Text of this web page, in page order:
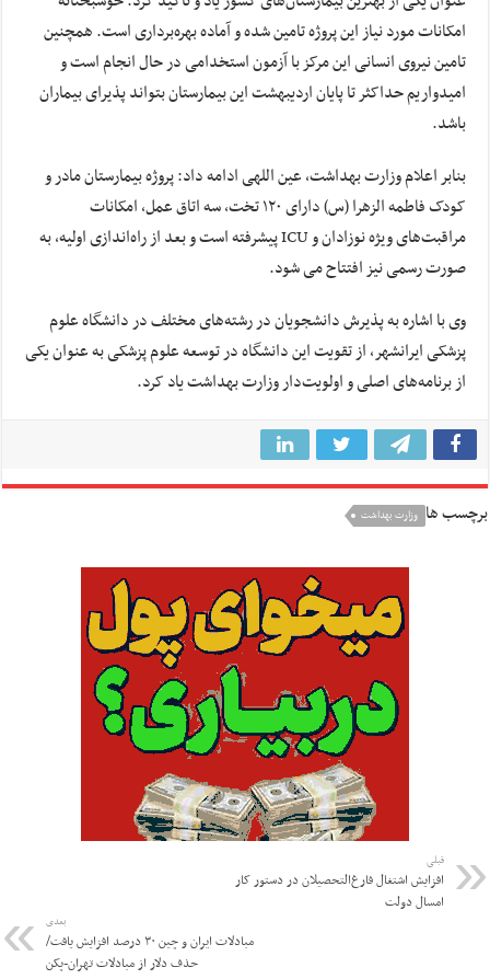
امکانات مورد نیاز این پروژه تامین شده و آماده بهره‌برداری است. همچنین
تامین نیروی انسانی این مرکز با آزمون استخدامی در حال انجام است و
امیدواریم حداکثر تا پایان اردیبهشت این بیمارستان بتواند پذیرای بیماران
باشد.
بنابر اعلام وزارت بهداشت، عین اللهی ادامه داد: پروژه بیمارستان مادر و
کودک فاطمه الزهرا (س) دارای ۱۲۰ تخت، سه اتاق عمل، امکانات
مراقبت‌های ویژه نوزادان و ICU پیشرفته است و بعد از راه‌اندازی اولیه، به
صورت رسمی نیز افتتاح می شود.
وی با اشاره به پذیرش دانشجویان در رشته‌های مختلف در دانشگاه علوم
پزشکی ایرانشهر، از تقویت این دانشگاه در توسعه علوم پزشکی به عنوان یکی
از برنامه‌های اصلی و اولویت‌دار وزارت بهداشت یاد کرد.
برچسب ها وزارت بهداشت
قبلی
افزایش اشتغال فارغ‌التحصیلان در دستور کار
امسال دولت
بعدی
مبادلات ایران و چین ۳۰ درصد افزایش یافت/
حذف دلار از مبادلات تهران-پکن